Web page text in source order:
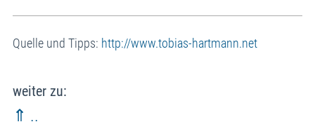
Quelle und Tipps: http://www.tobias-hartmann.net
weiter zu:
⇑ ..